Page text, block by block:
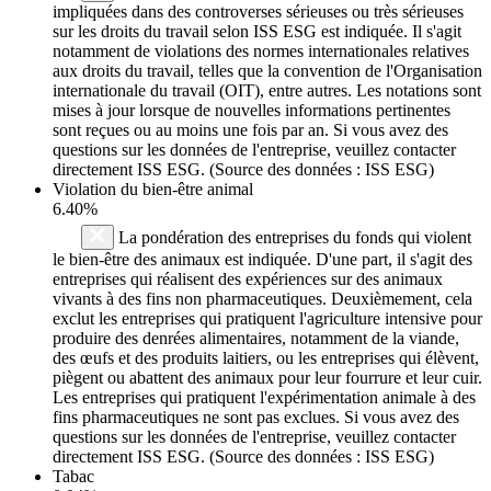
impliquées dans des controverses sérieuses ou très sérieuses
sur les droits du travail selon ISS ESG est indiquée. Il s'agit
notamment de violations des normes internationales relatives
aux droits du travail, telles que la convention de l'Organisation
internationale du travail (OIT), entre autres. Les notations sont
mises à jour lorsque de nouvelles informations pertinentes
sont reçues ou au moins une fois par an. Si vous avez des
questions sur les données de l'entreprise, veuillez contacter
directement ISS ESG. (Source des données : ISS ESG)
Violation du bien-être animal
6.40%
La pondération des entreprises du fonds qui violent
le bien-être des animaux est indiquée. D'une part, il s'agit des
entreprises qui réalisent des expériences sur des animaux
vivants à des fins non pharmaceutiques. Deuxièmement, cela
exclut les entreprises qui pratiquent l'agriculture intensive pour
produire des denrées alimentaires, notamment de la viande,
des œufs et des produits laitiers, ou les entreprises qui élèvent,
piègent ou abattent des animaux pour leur fourrure et leur cuir.
Les entreprises qui pratiquent l'expérimentation animale à des
fins pharmaceutiques ne sont pas exclues. Si vous avez des
questions sur les données de l'entreprise, veuillez contacter
directement ISS ESG. (Source des données : ISS ESG)
Tabac